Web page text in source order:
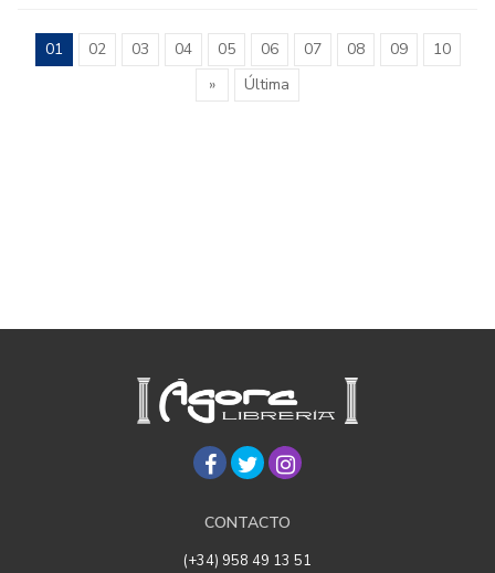
01 02 03 04 05 06 07 08 09
10
»
Última
CONTACTO
(+34) 958 49 13 51